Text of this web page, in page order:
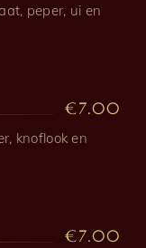
peper, ui en
€7.00
knoflook en
€7.00